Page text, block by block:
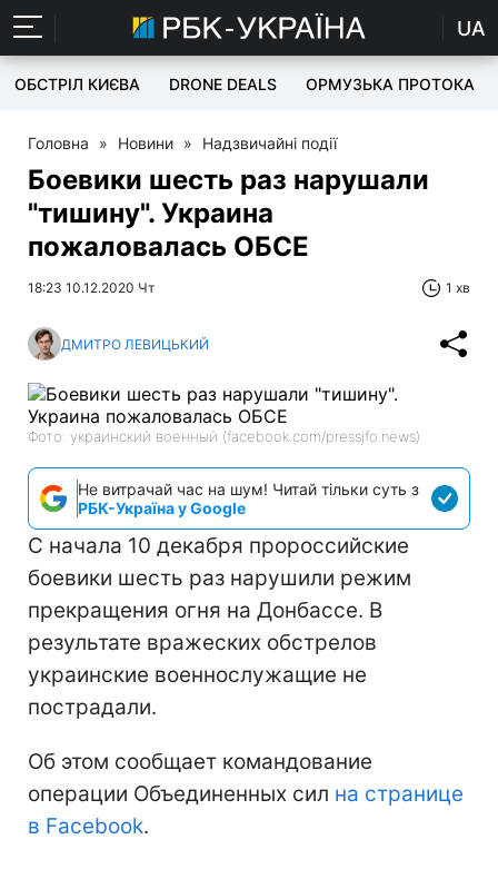
UA
ОБСТРІЛ КИЄВА DRONE DEALS ОРМУЗЬКА ПРОТОКА
Головна » Новини » Надзвичайні події
Боевики шесть раз нарушали
"тишину". Украина
пожаловалась ОБСЕ
18:23 10.12.2020 Чт 1 хв
ДМИТРО ЛЕВИЦЬКИЙ
Фото: украинский военный (facebook.com/pressjfo.news)
Не витрачай час на шум! Читай тільки суть з
РБК-Україна у Google
С начала 10 декабря пророссийские
боевики шесть раз нарушили режим
прекращения огня на Донбассе. В
результате вражеских обстрелов
украинские военнослужащие не
пострадали.
Об этом сообщает командование
операции Объединенных сил на странице
в Facebook.